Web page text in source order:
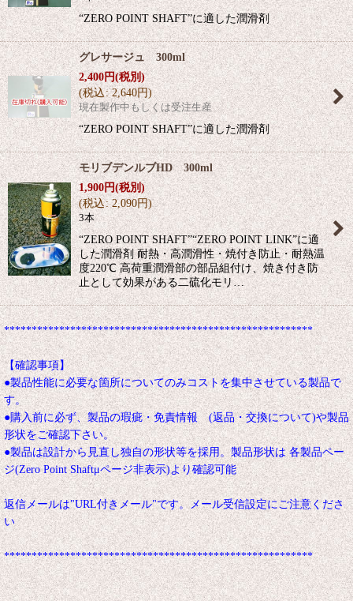
“ZERO POINT SHAFT”に適した潤滑剤
グレサージュ 300ml
2,400円(税別)
(税込: 2,640円)
現在製作中もしくは受注生産
“ZERO POINT SHAFT”に適した潤滑剤
モリブデンルブHD 300ml
1,900円(税別)
(税込: 2,090円)
3本
“ZERO POINT SHAFT”“ZERO POINT LINK”に適
した潤滑剤 耐熱・高潤滑性・焼付き防止・耐熱温
度220℃ 高荷重潤滑部の部品組付け、焼き付き防
止として効果がある二硫化モリ…
********************************************************
【確認事項】
●製品性能に必要な箇所についてのみコストを集中させている製品で
す。
●購入前に必ず、製品の瑕疵・免責情報 (返品・交換について)や製品
形状をご確認下さい。
●製品は設計から見直し独自の形状等を採用。製品形状は 各製品ペー
ジ(Zero Point Shaftμページ非表示)より確認可能
返信メールは"URL付きメール"です。メール受信設定にご注意くださ
い
********************************************************